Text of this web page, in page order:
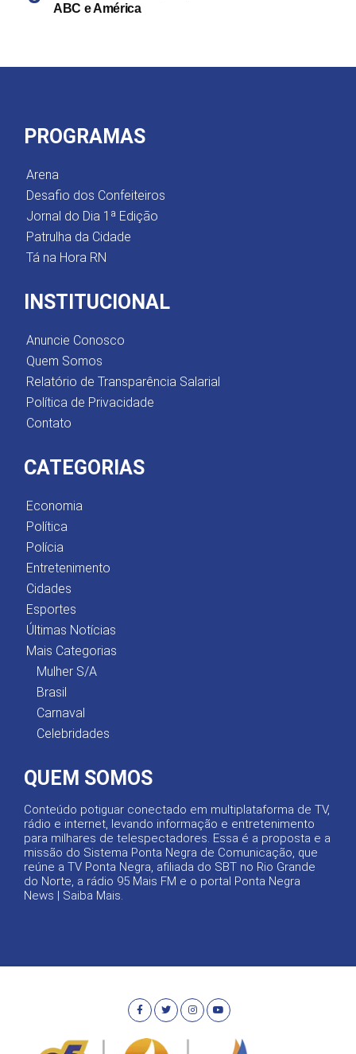
ABC e América
PROGRAMAS
Arena
Desafio dos Confeiteiros
Jornal do Dia 1ª Edição
Patrulha da Cidade
Tá na Hora RN
INSTITUCIONAL
Anuncie Conosco
Quem Somos
Relatório de Transparência Salarial
Política de Privacidade
Contato
CATEGORIAS
Economia
Política
Polícia
Entretenimento
Cidades
Esportes
Últimas Notícias
Mais Categorias
Mulher S/A
Brasil
Carnaval
Celebridades
QUEM SOMOS
Conteúdo potiguar conectado em multiplataforma de TV,
rádio e internet, levando informação e entretenimento
para milhares de telespectadores. Essa é a proposta e a
missão do Sistema Ponta Negra de Comunicação, que
reúne a TV Ponta Negra, afiliada do SBT no Rio Grande
do Norte, a rádio 95 Mais FM e o portal Ponta Negra
News | Saiba Mais.